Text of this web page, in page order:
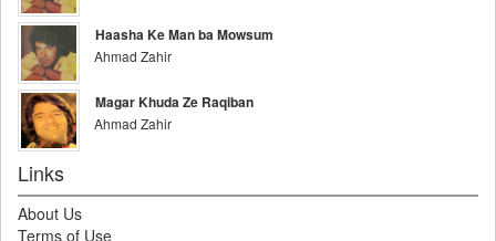
Haasha Ke Man ba Mowsum
Ahmad Zahir
Magar Khuda Ze Raqiban
Ahmad Zahir
Links
About Us
Terms of Use